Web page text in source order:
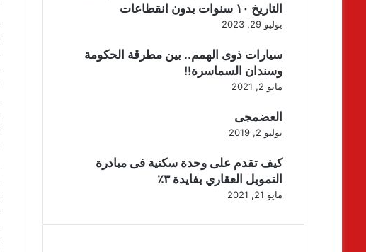
التاريخ ١٠ سنوات بدون انقطاعات
يوليو 29, 2023
سيارات ذوى الهمم.. بين مطرقة الحكومة
وسندان السماسرة!!
مايو 2, 2021
العضمجى
يوليو 2, 2019
كيف تقدم على وحدة سكنية فى مبادرة
التمويل العقاري بفايدة ٣٪
مايو 21, 2021